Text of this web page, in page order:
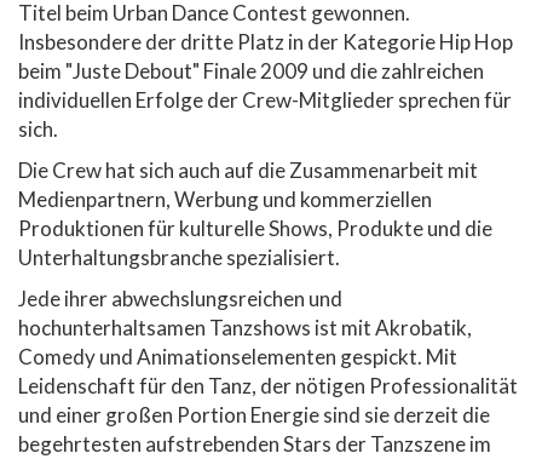
Titel beim Urban Dance Contest gewonnen.
Insbesondere der dritte Platz in der Kategorie Hip Hop
beim "Juste Debout" Finale 2009 und die zahlreichen
individuellen Erfolge der Crew-Mitglieder sprechen für
sich.
Die Crew hat sich auch auf die Zusammenarbeit mit
Medienpartnern, Werbung und kommerziellen
Produktionen für kulturelle Shows, Produkte und die
Unterhaltungsbranche spezialisiert.
Jede ihrer abwechslungsreichen und
hochunterhaltsamen Tanzshows ist mit Akrobatik,
Comedy und Animationselementen gespickt. Mit
Leidenschaft für den Tanz, der nötigen Professionalität
und einer großen Portion Energie sind sie derzeit die
begehrtesten aufstrebenden Stars der Tanzszene im